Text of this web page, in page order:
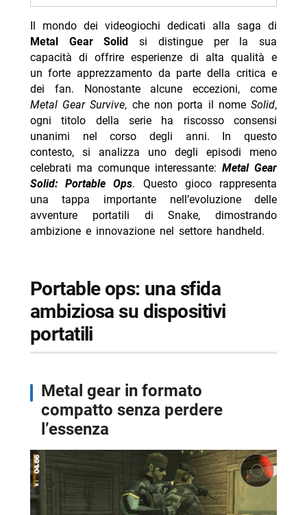
- Portable Ops non è indispensabile ma rimane
divertente
-- Cosa rende ancora interessante questa produzione
portatile?
-- RispondiAnnulla risposta
- Gerry Scotti e Monica Setta: compleanni in Puglia
- Jennifer Aniston, gli amici preoccupati per Jim
Curtis
- Gaia su Elodie e Franceska: nessuno è etero al 100%
- Giacomo Vanzini 18 anni papà Carlo il mio idolo
Il mondo dei videogiochi dedicati alla saga di
Metal Gear Solid si distingue per la sua
capacità di offrire esperienze di alta qualità e
un forte apprezzamento da parte della critica e
dei fan. Nonostante alcune eccezioni, come
Metal Gear Survive, che non porta il nomeSolid,
ogni titolo della serie ha riscosso consensi
unanimi nel corso degli anni. In questo
contesto, si analizza uno degli episodi meno
celebrati ma comunque interessante:Metal Gear
Solid: Portable Ops. Questo gioco rappresenta
una tappa importante nell’evoluzione delle
avventure portatili di Snake, dimostrando
ambizione e innovazione nel settore handheld.
portable ops: una sfida
ambiziosa su dispositivi
portatili
metal gear in formato
compatto senza perdere
l’essenza